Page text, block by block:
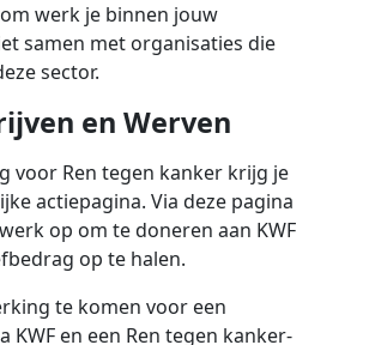
werk je binnen jouw
samen met organisaties die
sector.
en Werven
voor Ren tegen kanker krijg je
actiepagina. Via deze pagina
op om te doneren aan KWF
op te halen.
te komen voor een
KWF en een Ren tegen kanker-